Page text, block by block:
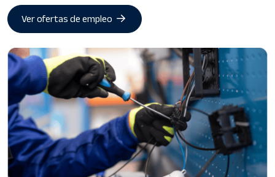
Ver ofertas de empleo